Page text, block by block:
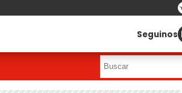
Seguinos